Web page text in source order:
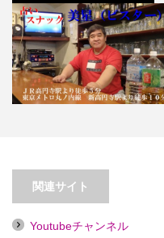
【高円寺】占いスナック 美星（ビ
スター）
関連サイト
Youtubeチャンネル